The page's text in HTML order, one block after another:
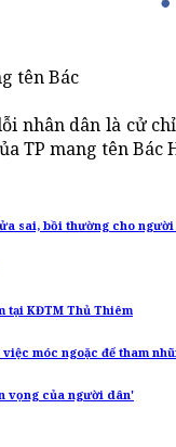
tên Bác
nhân dân là cử
TP mang tên Bác
sai, bồi thường cho
tại KĐTM Thủ Thiêm
móc ngoặc để tham
vọng của người dân'